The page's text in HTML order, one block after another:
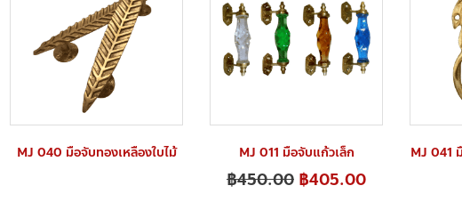
MJ 040 มือจับทองเหลืองใบไม้ MJ 011 มือจับแก้วเล็ก
฿450.00 ฿405.00
MJ 041